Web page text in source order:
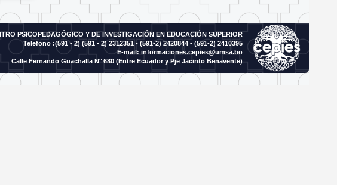
PSICOPEDAGÓGICO Y DE INVESTIGACIÓN EN EDUCACIÓN SUPERIOR
Telefono :(591 - 2) (591 - 2) 2312351 - (591-2) 2420844 - (591-2) 2410395
E-mail: informaciones.cepies@umsa.bo
Calle Fernando Guachalla N° 680 (Entre Ecuador y Pje Jacinto Benavente)